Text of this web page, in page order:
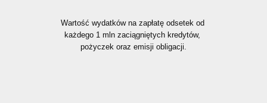
Wartość wydatków na zapłatę odsetek od
każdego 1 mln zaciągniętych kredytów,
pożyczek oraz emisji obligacji.